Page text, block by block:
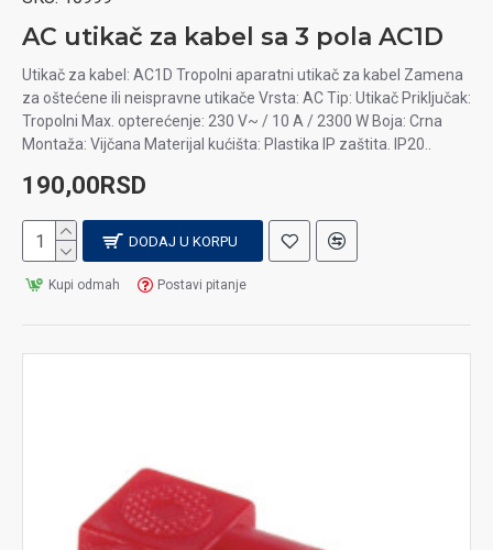
AC utikač za kabel sa 3 pola AC1D
Utikač za kabel: AC1D Tropolni aparatni utikač za kabel Zamena
za oštećene ili neispravne utikače Vrsta: AC Tip: Utikač Priključak:
Tropolni Max. opterećenje: 230 V~ / 10 A / 2300 W Boja: Crna
Montaža: Vijčana Materijal kućišta: Plastika IP zaštita. IP20..
190,00RSD
DODAJ U KORPU
Kupi odmah Postavi pitanje